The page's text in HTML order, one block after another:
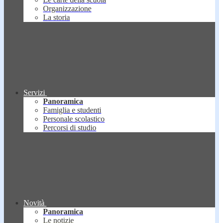
Organizzazione
La storia
Servizi
Panoramica
Famiglia e studenti
Personale scolastico
Percorsi di studio
Novità
Panoramica
Le notizie